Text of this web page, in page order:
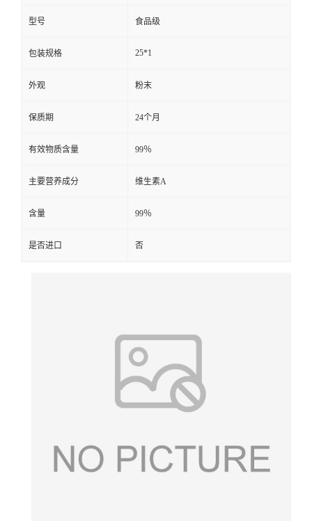
型号 食品级
包装规格 25*1
外观 粉末
保质期 24个月
有效物质含量 99％
主要营养成分 维生素A
含量 99％
是否进口 否